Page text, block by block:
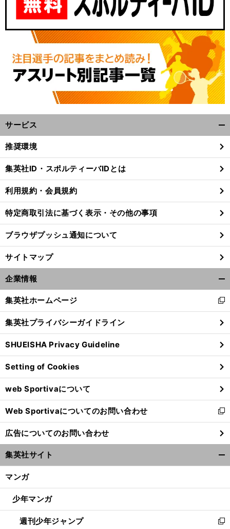
。
と
」
前
へ
サービス
閉
る
推奨環境
集英社ID・スポルティーバIDとは
利用規約・会員規約
特定商取引法に基づく表示・その他の事項
ブラウザプッシュ通知について
サイトマップ
企業情報
閉
る
集英社ホームページ
新
し
い
ウ
ィ
ン
ド
ウ
で
開
く
集英社プライバシーガイドライン
SHUEISHA Privacy Guideline
Setting of Cookies
web Sportivaについて
Web Sportivaについてのお問い合わせ
新
し
い
ウ
ィ
ン
ウ
開
く
広告についてのお問い合わせ
集英社サイト
マンガ
少年マンガ
週刊少年ジャンプ
新